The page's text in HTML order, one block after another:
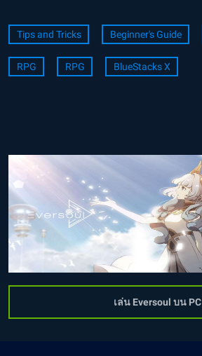
Tips and Tricks Beginner's Guide
RPG RPG BlueStacks X
เล่น Eversoul บน PC